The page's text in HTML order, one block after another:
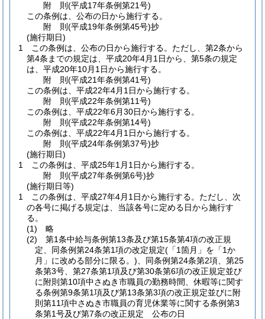
附 則(平成17年条例第21号)
この条例は、公布の日から施行する。
附 則(平成19年条例第45号)抄
(施行期日)
1
この条例は、公布の日から施行する。 ただし、第2条から
第4条までの規定は、平成20年4月1日から、第5条の規定
は、平成20年10月1日から施行する。
附 則(平成21年条例第41号)
この条例は、平成22年4月1日から施行する。
附 則(平成22年条例第11号)
この条例は、平成22年6月30日から施行する。
附 則(平成22年条例第14号)
この条例は、平成22年4月1日から施行する。
附 則(平成24年条例第37号)抄
(施行期日)
1
この条例は、平成25年1月1日から施行する。
附 則(平成27年条例第6号)抄
(施行期日等)
1
この条例は、平成27年4月1日から施行する。 ただし、次
の各号に掲げる規定は、当該各号に定める日から施行す
る。
(1)
略
(2)
第1条中給与条例第13条及び第15条第4項の改正規
定、同条例第24条第1項の改定規定(「1箇月」を「1か
月」に改める部分に限る。) 、同条例第24条第2項、第25
条第3号、第27条第1項及び第30条第6項の改正規定並び
に附則第10項中さぬき市職員の勤務時間、休暇等に関す
る条例第9条第1項及び第13条第3項の改正規定並びに附
則第11項中さぬき市職員の育児休業等に関する条例第3
条第1号及び第7条の改正規定 公布の日